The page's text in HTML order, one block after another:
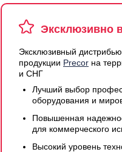
Эксклюзивно
Эксклюзивный
продукции Precor на
и СНГ
Лучший выбор
оборудования и
Повышенная
для коммерческого
Высокий уровень